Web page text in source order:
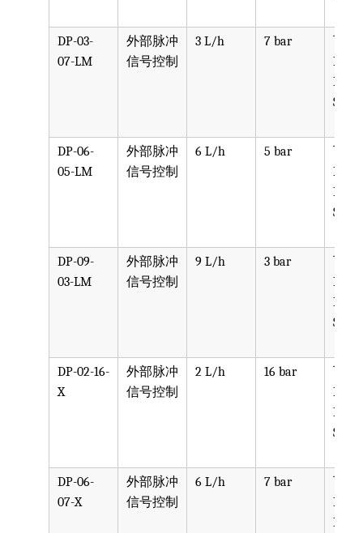
DP-03-
07-LM
外部脉冲
信号控制
3 L/h 7 bar
可选
PPV,
PVDF,
SST,
DP-06-
05-LM
外部脉冲
信号控制
6 L/h 5 bar
可选
PPV,
PVDF,
SST,
DP-09-
03-LM
外部脉冲
信号控制
9 L/h 3 bar
可选
PPV,
PVDF,
SST,
DP-02-16-
X
外部脉冲
信号控制
2 L/h 16 bar
可选
PPV,
PVDF,
SST,
DP-06-
07-X
外部脉冲
信号控制
6 L/h 7 bar
可选
PPV,
PVDF,